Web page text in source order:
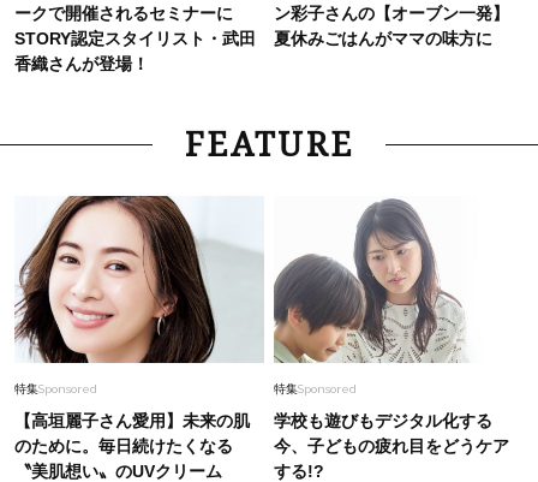
ークで開催されるセミナーに
STORY認定スタイリスト・武田
香織さんが登場！
ン彩子さんの【オーブン一発】
夏休みごはんがママの味方に
FEATURE
特集Sponsored
【高垣麗子さん愛用】未来の肌
のために。毎日続けたくなる
〝美肌想い〟のUVクリーム
特集Sponsored
学校も遊びもデジタル化する
今、子どもの疲れ目をどうケア
する!?